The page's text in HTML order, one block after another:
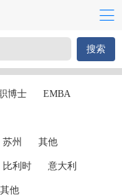
搜索
博士 EMBA
苏州 其他
比利时 意大利
其他